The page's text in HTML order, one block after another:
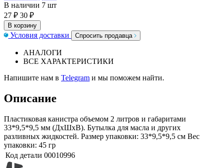
В наличии 7 шт
27 ₽ 30 ₽
В корзину
Условия доставки Спросить продавца
АНАЛОГИ
ВСЕ ХАРАКТЕРИСТИКИ
Напишите нам в Telegram и мы поможем найти.
Описание
Пластиковая канистра объемом 2 литров и габаритами
33*9,5*9,5 мм (ДхШхВ). Бутылка для масла и других
разливных жидкостей. Размер упаковки: 33*9,5*9,5 см Вес
упаковки: 45 гр
Код детали 00010996